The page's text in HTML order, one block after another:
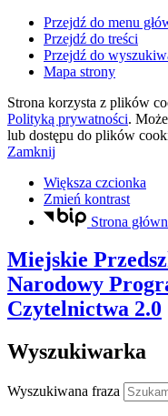
Przejdź do menu
Przejdź do treści
Przejdź do
Mapa strony
Strona korzysta z plików
Polityką prywatności.
lub dostępu do plików
Zamknij
Większa czcionka
Zmień kontrast
Strona
Miejskie
Narodowy
Czytelnictwa 2.0
Wyszukiwarka
Wyszukiwana fraza